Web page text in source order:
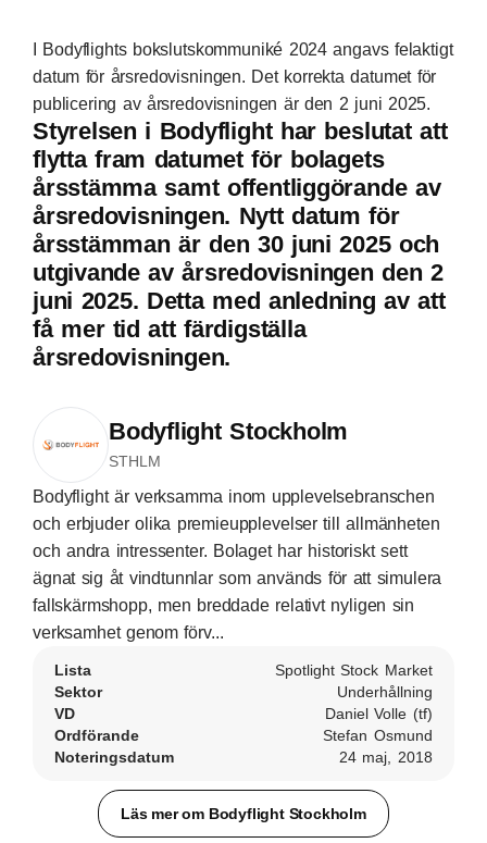
I Bodyflights bokslutskommuniké 2024 angavs felaktigt
datum för årsredovisningen. Det korrekta datumet för
publicering av årsredovisningen är den 2 juni 2025.
Styrelsen i Bodyflight har beslutat att
flytta fram datumet för bolagets
årsstämma samt offentliggörande av
årsredovisningen. Nytt datum för
årsstämman är den 30 juni 2025 och
utgivande av årsredovisningen den 2
juni 2025. Detta med anledning av att
få mer tid att färdigställa
årsredovisningen.
Bodyflight Stockholm
STHLM
Bodyflight är verksamma inom upplevelsebranschen
och erbjuder olika premieupplevelser till allmänheten
och andra intressenter. Bolaget har historiskt sett
ägnat sig åt vindtunnlar som används för att simulera
fallskärmshopp, men breddade relativt nyligen sin
verksamhet genom förv...
Lista
Spotlight Stock Market
Sektor
Underhållning
VD
Daniel Volle (tf)
Ordförande
Stefan Osmund
Noteringsdatum
24 maj, 2018
Läs mer om Bodyflight Stockholm